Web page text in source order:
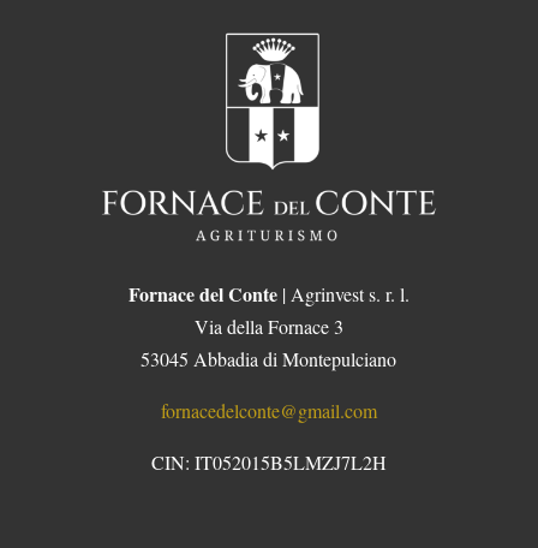
Fornace del Conte| Agrinvest s. r. l.
Via della Fornace 3
53045 Abbadia di Montepulciano
fornacedelconte@gmail.com
CIN: IT052015B5LMZJ7L2H